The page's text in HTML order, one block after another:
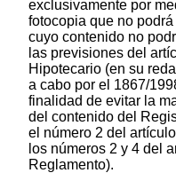
exclusivamente por
fotocopia que no
cuyo contenido no
las previsiones del
Hipotecario (en su
a cabo por el 1867/
finalidad de evitar la
del contenido del
el número 2 del
los números 2 y 4 del
Reglamento).